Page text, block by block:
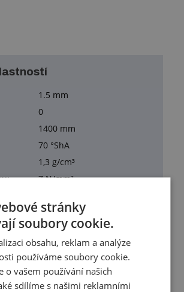
1.5 mm
0
1400 mm
70 °ShA
1,3 g/cm³
7 N/mm²
EPDM
-40/+100 °C
černá
1,980 kg/m²
28,00 m²
stránky
soubory cookie.
obsahu, reklam a analýze
používáme soubory cookie.
o vašem používání našich
sdílíme s našimi reklamními